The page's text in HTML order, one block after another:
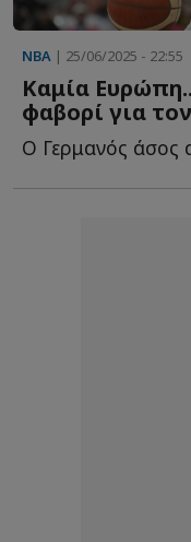
NBA | 25/06/2025 - 22:55
Καμία
φαβορί για
Ο Γερμανός άσος